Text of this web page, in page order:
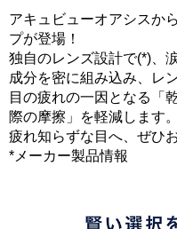
アキュビューオアシスか
プが登場！
独自のレンズ設計で(*)、
成分を密に組み込み、レ
目の疲れの一因となる「
際の摩擦」を軽減します。
疲れ知らずな目へ、ぜひ
*メーカー製品情報